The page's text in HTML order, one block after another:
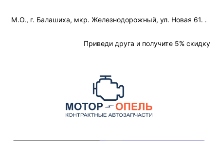
М.О., г. Балашиха, мкр. Железнодорожный, ул. Новая 61. .
Приведи друга и получите 5% скидку